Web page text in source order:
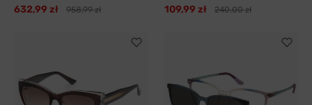
632,99 zł 958,99 zł 109,99 zł 240,00 zł